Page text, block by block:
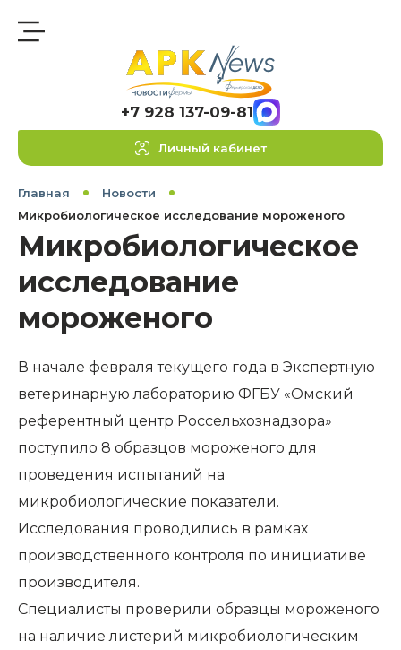
+7 928 137-09-81
Личный кабинет
Главная
Новости
Микробиологическое исследование мороженого
Микробиологическое
исследование
мороженого
В начале февраля текущего года в Экспертную
ветеринарную лабораторию ФГБУ «Омский
референтный центр Россельхознадзора»
поступило 8 образцов мороженого для
проведения испытаний на
микробиологические показатели.
Исследования проводились в рамках
производственного контроля по инициативе
производителя.
Специалисты проверили образцы мороженого
на наличие листерий микробиологическим